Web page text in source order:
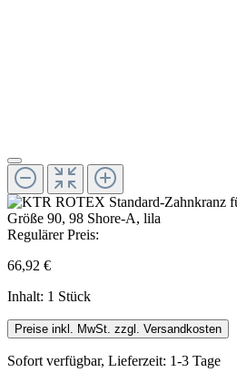
Regulärer Preis:
66,92 €
Inhalt: 1 Stück
Preise inkl. MwSt. zzgl. Versandkosten
Sofort verfügbar, Lieferzeit: 1-3 Tage